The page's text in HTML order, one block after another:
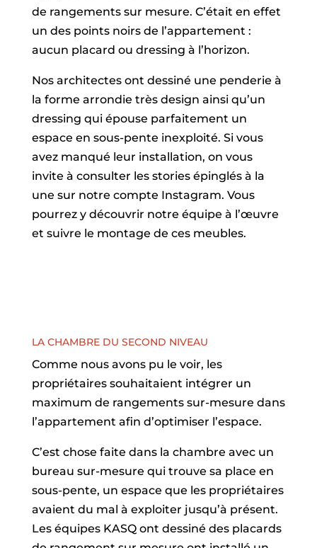
de rangements sur mesure. C’était en effet
un des points noirs de l’appartement :
aucun placard ou dressing à l’horizon.
Nos architectes ont dessiné une penderie à
la forme arrondie très design ainsi qu’un
dressing qui épouse parfaitement un
espace en sous-pente inexploité. Si vous
avez manqué leur installation, on vous
invite à consulter les stories épinglés à la
une sur notre compte Instagram. Vous
pourrez y découvrir notre équipe à l’œuvre
et suivre le montage de ces meubles.
LA CHAMBRE DU SECOND NIVEAU
Comme nous avons pu le voir, les
propriétaires souhaitaient intégrer un
maximum de rangements sur-mesure dans
l’appartement afin d’optimiser l’espace.
C’est chose faite dans la chambre avec un
bureau sur-mesure qui trouve sa place en
sous-pente, un espace que les propriétaires
avaient du mal à exploiter jusqu’à présent.
Les équipes KASQ ont dessiné des placards